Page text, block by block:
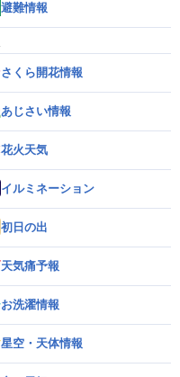
避難情報
さくら開花情報
あじさい情報
花火天気
イルミネーション
初日の出
天気痛予報
お洗濯情報
星空・天体情報